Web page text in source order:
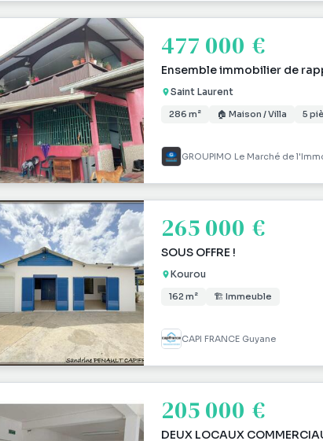
477 000 €
Ensemble immobilier de
Saint Laurent
286 m² 🏠 Maison / Villa 5
GROUPIMO Le Marché de
265 000 €
SOUS OFFRE !
Kourou
162 m² 🏗 Immeuble
CAPI FRANCE Guyane
205 000 €
DEUX LOCAUX